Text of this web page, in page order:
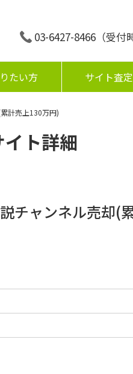
03-6427-8466 （受付
たい方 サイト査定
計売上130万円)
ト詳細
チャンネル売却(